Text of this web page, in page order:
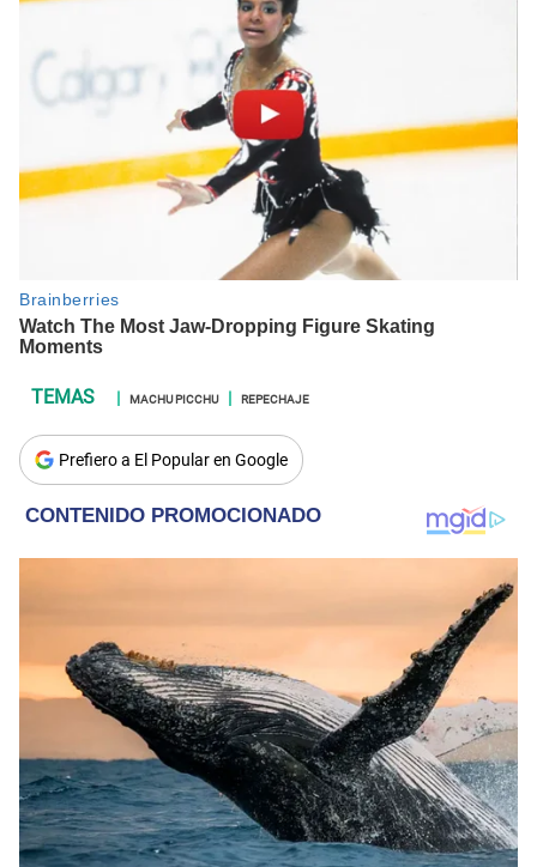
MACHU PICCHU REPECHAJE
Prefiero a El Popular en Google